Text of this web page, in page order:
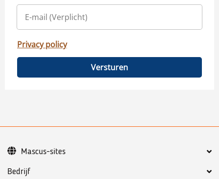
Privacy policy
Versturen
Bedrijf
Mascus-sites